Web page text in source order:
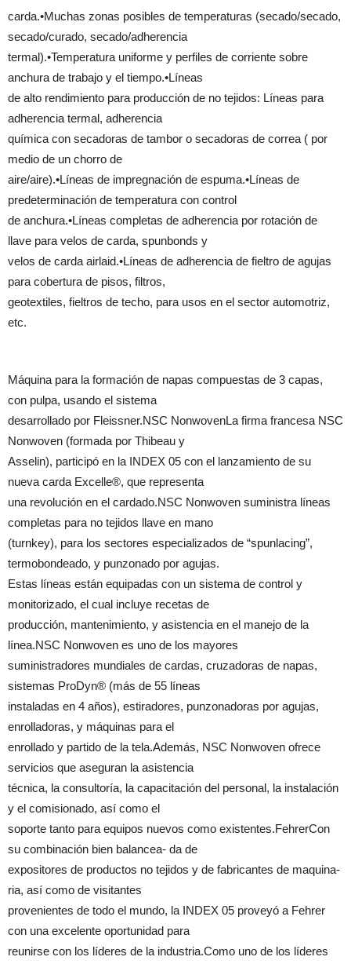
carda.•Muchas zonas posibles de temperaturas (secado/secado,
secado/curado, secado/adherencia
termal).•Temperatura uniforme y perfiles de corriente sobre
anchura de trabajo y el tiempo.•Líneas
de alto rendimiento para producción de no tejidos: Líneas para
adherencia termal, adherencia
química con secadoras de tambor o secadoras de correa ( por
medio de un chorro de
aire/aire).•Líneas de impregnación de espuma.•Líneas de
predeterminación de temperatura con control
de anchura.•Líneas completas de adherencia por rotación de
llave para velos de carda, spunbonds y
velos de carda airlaid.•Líneas de adherencia de fieltro de agujas
para cobertura de pisos, filtros,
geotextiles, fieltros de techo, para usos en el sector automotriz,
etc.
Máquina para la formación de napas compuestas de 3 capas,
con pulpa, usando el sistema
desarrollado por Fleissner.NSC NonwovenLa firma francesa NSC
Nonwoven (formada por Thibeau y
Asselin), participó en la INDEX 05 con el lanzamiento de su
nueva carda Excelle®, que representa
una revolución en el cardado.NSC Nonwoven suministra líneas
completas para no tejidos llave en mano
(turnkey), para los sectores especializados de “spunlacing”,
termobondeado, y punzonado por agujas.
Estas líneas están equipadas con un sistema de control y
monitorizado, el cual incluye recetas de
producción, mantenimiento, y asistencia en el manejo de la
línea.NSC Nonwoven es uno de los mayores
suministradores mundiales de cardas, cruzadoras de napas,
sistemas ProDyn® (más de 55 líneas
instaladas en 4 años), estiradores, punzonadoras por agujas,
enrolladoras, y máquinas para el
enrollado y partido de la tela.Además, NSC Nonwoven ofrece
servicios que aseguran la asistencia
técnica, la consultoría, la capacitación del personal, la instalación
y el comisionado, así como el
soporte tanto para equipos nuevos como existentes.FehrerCon
su combinación bien balancea- da de
expositores de productos no tejidos y de fabricantes de maquina-
ria, así como de visitantes
provenientes de todo el mundo, la INDEX 05 proveyó a Fehrer
con una excelente oportunidad para
reunirse con los líderes de la industria.Como uno de los líderes